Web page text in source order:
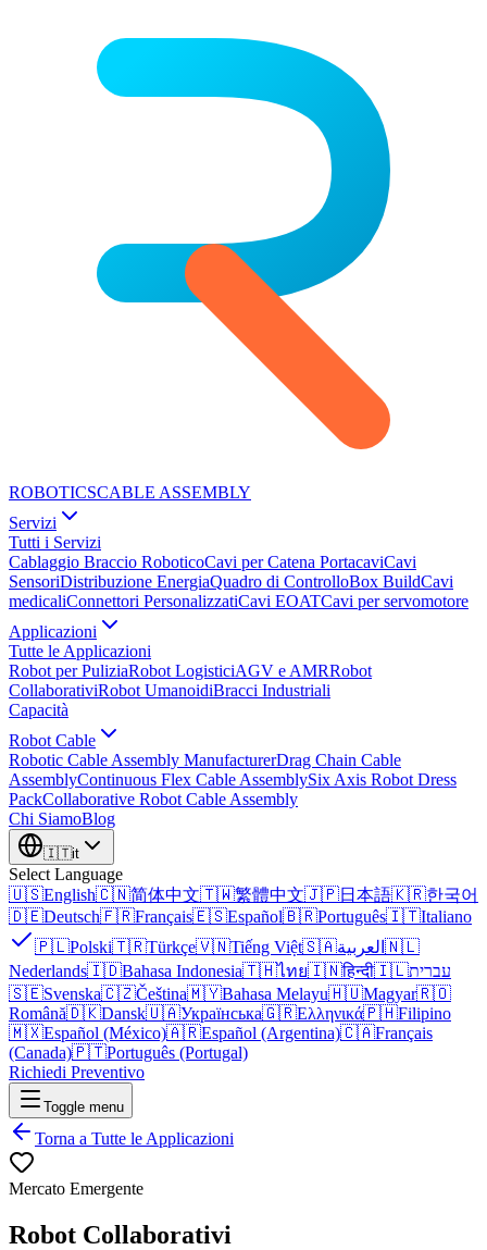
ROBOTICSCABLE ASSEMBLY
Servizi
Tutti i Servizi
Cablaggio Braccio RoboticoCavi per Catena PortacaviCavi
SensoriDistribuzione EnergiaQuadro di ControlloBox BuildCavi
medicaliConnettori PersonalizzatiCavi EOATCavi per servomotore
Applicazioni
Tutte le Applicazioni
Robot per PuliziaRobot LogisticiAGV e AMRRobot
CollaborativiRobot UmanoidiBracci Industriali
Capacità
Robot Cable
Robotic Cable Assembly ManufacturerDrag Chain Cable
AssemblyContinuous Flex Cable AssemblySix Axis Robot Dress
PackCollaborative Robot Cable Assembly
Chi SiamoBlog
🇮🇹it
Select Language
🇺🇸English🇨🇳简体中文🇹🇼繁體中文🇯🇵日本語🇰🇷한국어
🇩🇪Deutsch🇫🇷Français🇪🇸Español🇧🇷Português🇮🇹Italiano
🇵🇱Polski🇹🇷Türkçe🇻🇳Tiếng Việt🇸🇦العربية 🇳🇱
Nederlands🇮🇩Bahasa Indonesia🇹🇭ไทย🇮🇳हिन्दी🇮🇱עברית
🇸🇪Svenska🇨🇿Čeština🇲🇾Bahasa Melayu🇭🇺Magyar🇷🇴
Română🇩🇰Dansk🇺🇦Українська🇬🇷Ελληνικά🇵🇭Filipino
🇲🇽Español (México)🇦🇷Español (Argentina)🇨🇦Français
(Canada)🇵🇹Português (Portugal)
Richiedi Preventivo
Toggle menu
Torna a Tutte le Applicazioni
Mercato Emergente
Robot Collaborativi